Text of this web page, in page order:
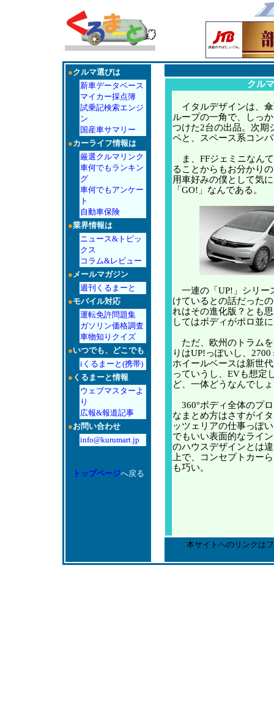
●クルマ選びは
新車データベース
マイカー採点簿
試乗記検索エンジ
ン
国産車サマリー
●カーライフ情報は
厳選クルマリンク
車何でもランキン
グ
車何でもアンケー
ト
自動車保険
●業界情報は
ニュース&トピッ
クス
コラム&レビュー
●メールマガジン
週刊くるまーと
●モバイル対応
運転免許問題集
ガソリン価格調査
車物知りクイズ
●いつでも、どこでも
iくるまーと(携帯)
● くるまーと情報
ウェブマスターよ
り
広報&報道記事
●お問い合わせ
info@kurumart.jp
トップページへ戻る
クル
イタルデザインは、
ループの一角で、しっ
つけた2台の出品。次期
ペと、スペース系コン
ま、FFジェミニなん
ることからもお分かり
用車好みの僕として気
「GO!」なんである。
一連の「UP!」シリー
けているとの話だった
れはその進化版？とも
してはボディがポロ並
ただ、欧州のトラム
りはUP!っぽいし、
ホイールベースは新世
っていうし、EVも想定
ど、一体どうなんでし
360°ボディ全体のプ
なまとめ方はさすがイ
ッツェリアの仕事っぽ
でもいい表面的なライ
のハウスデザインとは
上で、コンセプトカー
も巧い。
本サイトへのリンクは